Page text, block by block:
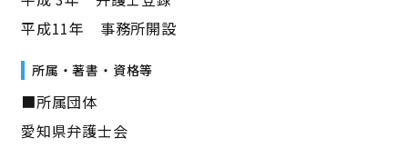
平成11年 事務所開設
所属・著書・資格等
■所属団体
愛知県弁護士会